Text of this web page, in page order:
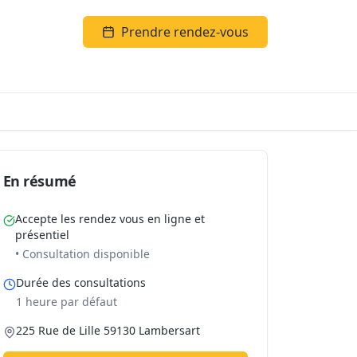
Prendre rendez-vous
En résumé
Accepte les rendez vous en ligne et
présentiel
• Consultation disponible
Durée des consultations
1 heure par défaut
225 Rue de Lille 59130 Lambersart